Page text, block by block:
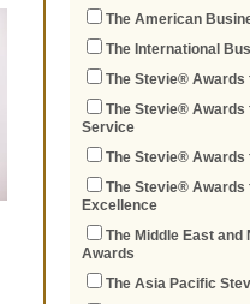
The American
The International
The Stevie® Awards
The Stevie®
Service
The Stevie®
The Stevie® Awards
Excellence
The Middle East
Awards
The Asia Pacific